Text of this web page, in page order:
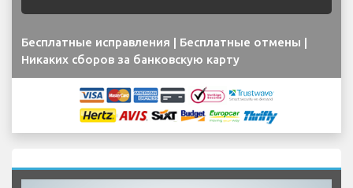
Бесплатные исправления | Бесплатные отмены |
Никаких сборов за банковскую карту